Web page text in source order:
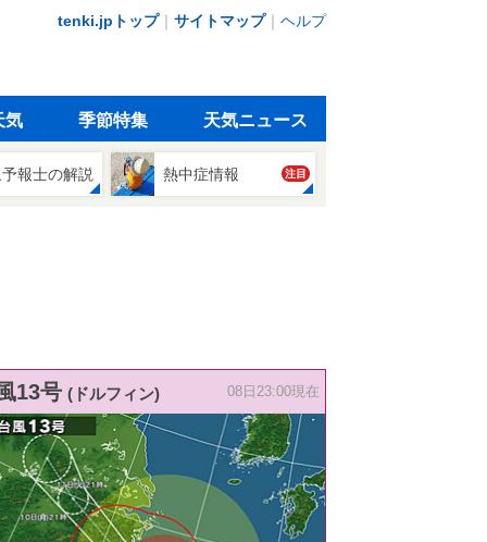
tenki.jpトップ｜ サイトマップ｜ ヘルプ
気 季節特集 天気ニュース
報士の解説 熱中症情報 注目
13号 (ドルフィン) 08日23:00現在